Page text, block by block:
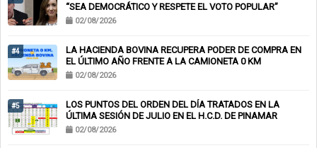
“SEA DEMOCRÁTICO Y RESPETE EL VOTO POPULAR”
02/08/2026
#4
LA HACIENDA BOVINA RECUPERA PODER DE COMPRA EN
EL ÚLTIMO AÑO FRENTE A LA CAMIONETA 0 KM
02/08/2026
#5
LOS PUNTOS DEL ORDEN DEL DÍA TRATADOS EN LA
ÚLTIMA SESIÓN DE JULIO EN EL H.C.D. DE PINAMAR
02/08/2026